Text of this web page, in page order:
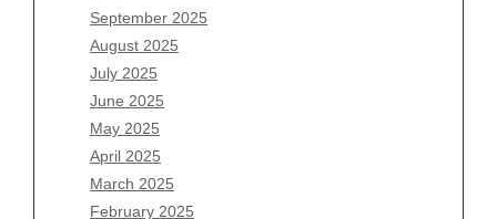
September 2025
August 2025
July 2025
June 2025
May 2025
April 2025
March 2025
February 2025
July 2026
June 2026
May 2026
April 2026
March 2026
February 2026
January 2026
December 2025